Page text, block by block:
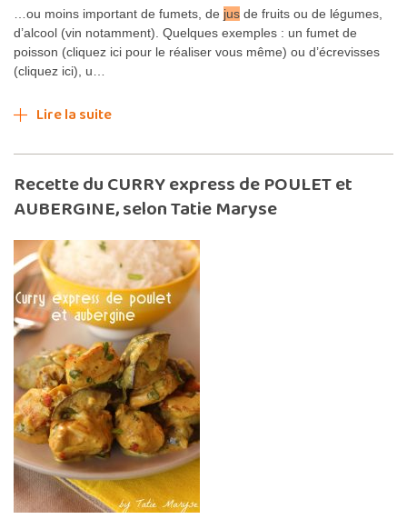
…ou moins important de fumets, de jus de fruits ou de légumes,
d’alcool (vin notamment). Quelques exemples : un fumet de
poisson (cliquez ici pour le réaliser vous même) ou d’écrevisses
(cliquez ici), u…
Lire la suite
Recette du CURRY express de POULET et
AUBERGINE, selon Tatie Maryse